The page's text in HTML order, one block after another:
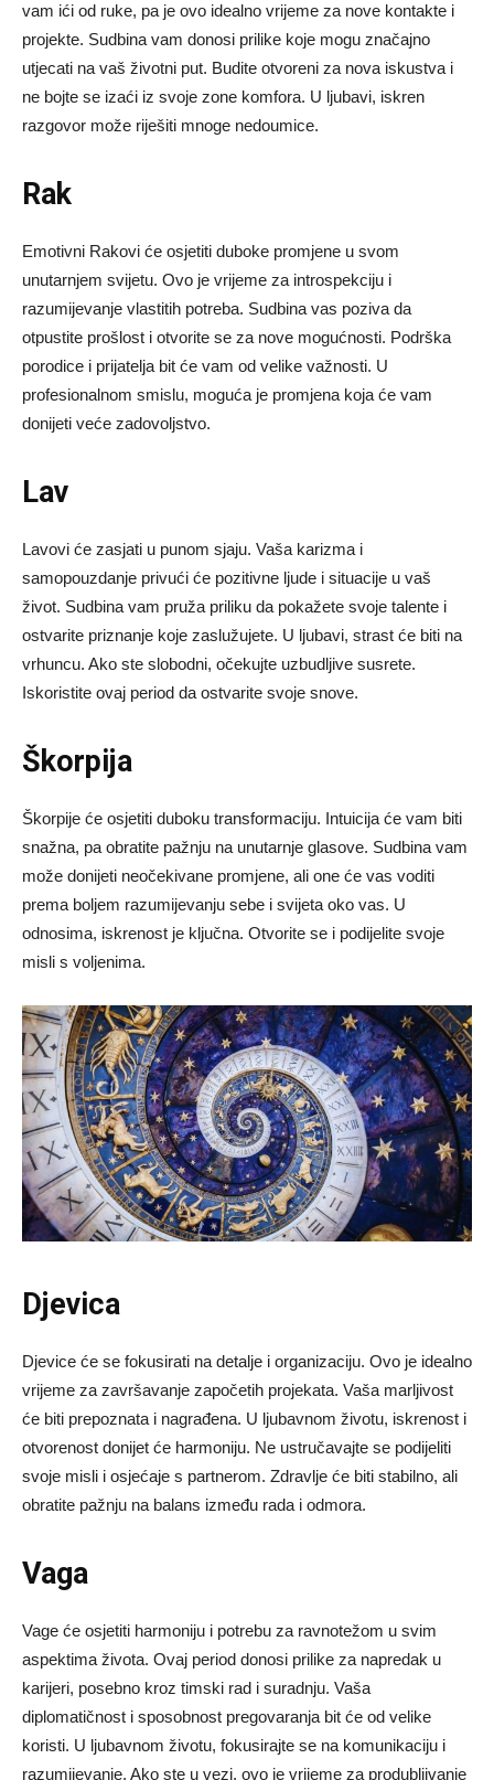
vam ići od ruke, pa je ovo idealno vrijeme za nove kontakte i
projekte. Sudbina vam donosi prilike koje mogu značajno
utjecati na vaš životni put. Budite otvoreni za nova iskustva i
ne bojte se izaći iz svoje zone komfora. U ljubavi, iskren
razgovor može riješiti mnoge nedoumice.
Rak
Emotivni Rakovi će osjetiti duboke promjene u svom
unutarnjem svijetu. Ovo je vrijeme za introspekciju i
razumijevanje vlastitih potreba. Sudbina vas poziva da
otpustite prošlost i otvorite se za nove mogućnosti. Podrška
porodice i prijatelja bit će vam od velike važnosti. U
profesionalnom smislu, moguća je promjena koja će vam
donijeti veće zadovoljstvo.
Lav
Lavovi će zasjati u punom sjaju. Vaša karizma i
samopouzdanje privući će pozitivne ljude i situacije u vaš
život. Sudbina vam pruža priliku da pokažete svoje talente i
ostvarite priznanje koje zaslužujete. U ljubavi, strast će biti na
vrhuncu. Ako ste slobodni, očekujte uzbudljive susrete.
Iskoristite ovaj period da ostvarite svoje snove.
Škorpija
Škorpije će osjetiti duboku transformaciju. Intuicija će vam biti
snažna, pa obratite pažnju na unutarnje glasove. Sudbina vam
može donijeti neočekivane promjene, ali one će vas voditi
prema boljem razumijevanju sebe i svijeta oko vas. U
odnosima, iskrenost je ključna. Otvorite se i podijelite svoje
misli s voljenima.
Djevica
Djevice će se fokusirati na detalje i organizaciju. Ovo je idealno
vrijeme za završavanje započetih projekata. Vaša marljivost
će biti prepoznata i nagrađena. U ljubavnom životu, iskrenost i
otvorenost donijet će harmoniju. Ne ustručavajte se podijeliti
svoje misli i osjećaje s partnerom. Zdravlje će biti stabilno, ali
obratite pažnju na balans između rada i odmora.
Vaga
Vage će osjetiti harmoniju i potrebu za ravnotežom u svim
aspektima života. Ovaj period donosi prilike za napredak u
karijeri, posebno kroz timski rad i suradnju. Vaša
diplomatičnost i sposobnost pregovaranja bit će od velike
koristi. U ljubavnom životu, fokusirajte se na komunikaciju i
razumijevanje. Ako ste u vezi, ovo je vrijeme za produbljivanje